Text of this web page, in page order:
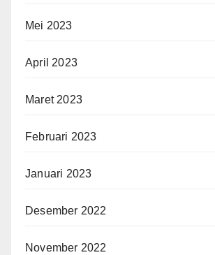
Mei 2023
April 2023
Maret 2023
Februari 2023
Januari 2023
Desember 2022
November 2022